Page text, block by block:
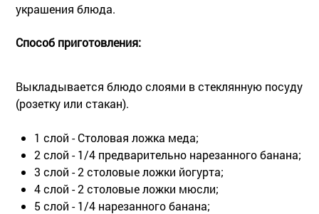
украшения блюда.
Способ приготовления:
Выкладывается блюдо слоями в стеклянную посуду
(розетку или стакан).
1 слой - Столовая ложка меда;
2 слой - 1/4 предварительно нарезанного банана;
3 слой - 2 столовые ложки йогурта;
4 слой - 2 столовые ложки мюсли;
5 слой - 1/4 нарезанного банана;